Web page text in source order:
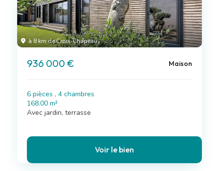
à 8 km de Croix-Chapeau
936 000 € Maison
6 pièces , 4 chambres
168.00 m²
Avec jardin, terrasse
Voir le bien